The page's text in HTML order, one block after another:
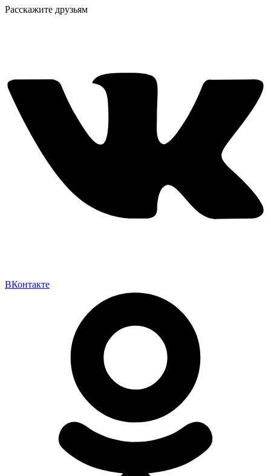
Расскажите друзьям
ВКонтакте